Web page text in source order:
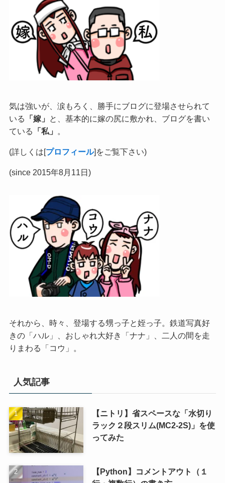
気は強いが、涙もろく、勝手にブログに登場させられて
いる
「嫁」
と、基本的に嫁の尻に敷かれ、ブログを書い
ている
「私」 。
(詳しくは[プロフィール]をご覧下さい)
(since 2015年8月11日)
それから、時々、登場する甥っ子と姪っ子。鉄道写真好
きの「ハル」、おしゃれ大好き「ナナ」、二人の間を走
りまわる「コウ」。
人気記事
【ニトリ】省スペースな「水切り
ラック２段スリム(MC2-2S)」を使
ってみた
【Python】コメントアウト（１